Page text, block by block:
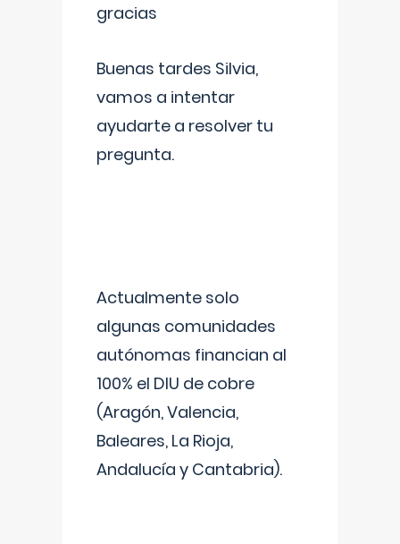
gracias
Buenas tardes Silvia,
vamos a intentar
ayudarte a resolver tu
pregunta.
Actualmente solo
algunas comunidades
autónomas financian al
100% el DIU de cobre
(Aragón, Valencia,
Baleares, La Rioja,
Andalucía y Cantabria).